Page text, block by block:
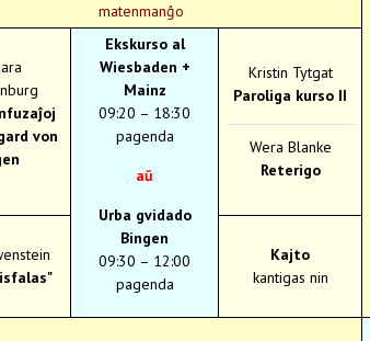
matenmanĝo
von
Ekskurso al
Wiesbaden +
Mainz
09:20 – 18:30
pagenda
aŭ
Urba gvidado
Bingen
09:30 – 12:00
pagenda
Kristin Tytgat
Paroliga kurso II
Wera Blanke
Reterigo
Kajto
kantigas nin